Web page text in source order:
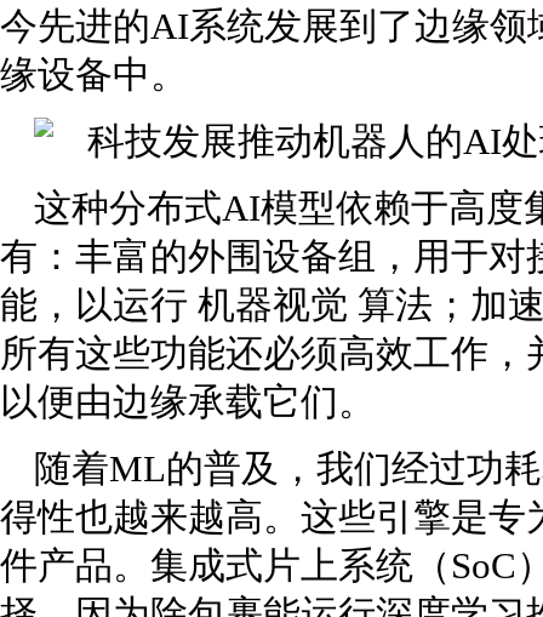
今先进的AI系统发展到了边缘
缘设备中。
这种分布式AI模型依赖于高度
有：丰富的外围设备组，用于
能，以运行 机器视觉 算法；加
所有这些功能还必须高效工作
以便由边缘承载它们。
随着ML的普及，我们经过功
得性也越来越高。这些引擎是
件产品。集成式片上系统（SoC